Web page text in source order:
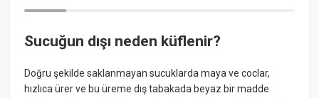
Sucuğun dışı neden küflenir?
Doğru şekilde saklanmayan sucuklarda maya ve coclar,
hızlıca ürer ve bu üreme dış tabakada beyaz bir madde